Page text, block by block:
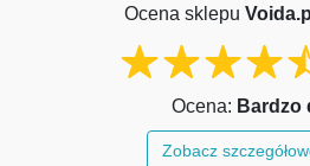
Ocena sklepu
Ocena: Bardzo
Zobacz